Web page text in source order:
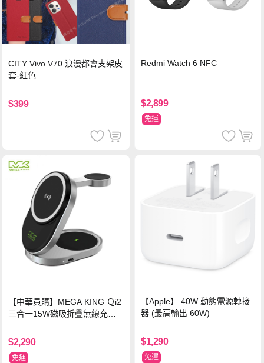
CITY Vivo V70 浪漫都會支架皮
套-紅色
$399
Redmi Watch 6 NFC
$2,899
免運
【中華員購】MEGA KING Ｑi2
三合一15W磁吸折疊無線充電
$2,290
免運
【Apple】 40W 動態電源轉接
器 (最高輸出 60W)
$1,290
免運